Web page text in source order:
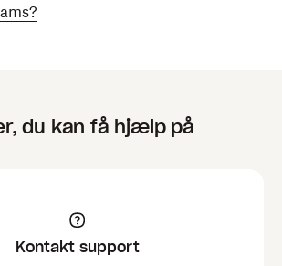
du kan få hjælp på
Kontakt support